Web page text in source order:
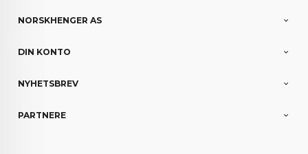
NORSKHENGER AS
DIN KONTO
NYHETSBREV
PARTNERE